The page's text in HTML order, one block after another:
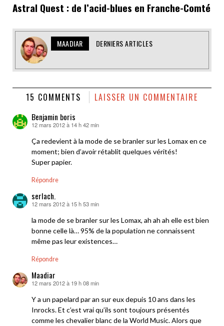
Astral Quest : de l’acid-blues en Franche-Comté
MAADIAR DERNIERS ARTICLES
15 COMMENTS LAISSER UN COMMENTAIRE
Benjamin boris
dit :
12 mars 2012 à 14 h 42 min
Ça redevient à la mode de se branler sur les Lomax en ce
moment; bien d’avoir rétablit quelques vérités!
Super papier.
Répondre
serlach.
dit :
12 mars 2012 à 15 h 53 min
la mode de se branler sur les Lomax, ah ah ah elle est bien
bonne celle là… 95% de la population ne connaissent
même pas leur existences…
Répondre
Maadiar
dit :
12 mars 2012 à 19 h 08 min
Y a un papelard par an sur eux depuis 10 ans dans les
Inrocks. Et c’est vrai qu’ils sont toujours présentés
comme les chevalier blanc de la World Music. Alors que